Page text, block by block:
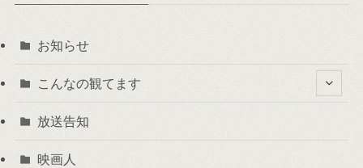
お知らせ
こんなの観てます
放送告知
映画人